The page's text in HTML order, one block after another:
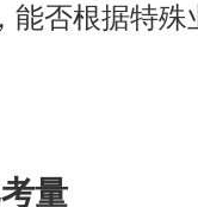
能否根据特
量